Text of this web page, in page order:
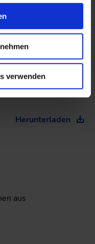
verwenden
Verfahren
Herunterladen
aus